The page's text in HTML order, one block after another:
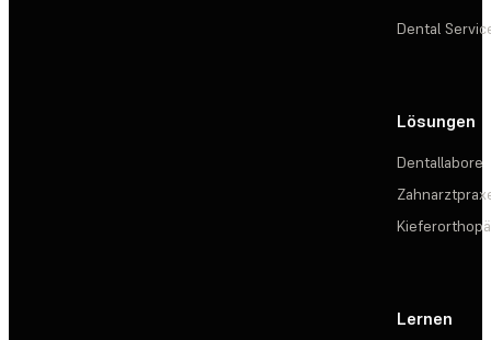
Dental
Lösungen
Dentallabore
Lernen